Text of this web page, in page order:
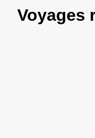
Voyages